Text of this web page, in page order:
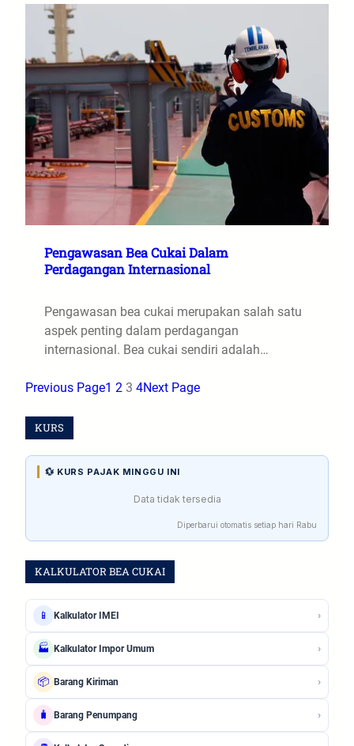
Pengawasan Bea Cukai Dalam
Perdagangan Internasional
Pengawasan bea cukai merupakan salah satu
aspek penting dalam perdagangan
internasional. Bea cukai sendiri adalah…
Previous Page1 2 3 4Next Page
KURS
💱 KURS PAJAK MINGGU INI
Data tidak tersedia
Diperbarui otomatis setiap hari Rabu
KALKULATOR BEA CUKAI
📱 Kalkulator IMEI ›
🏭 Kalkulator Impor Umum ›
📦 Barang Kiriman ›
🧳 Barang Penumpang ›